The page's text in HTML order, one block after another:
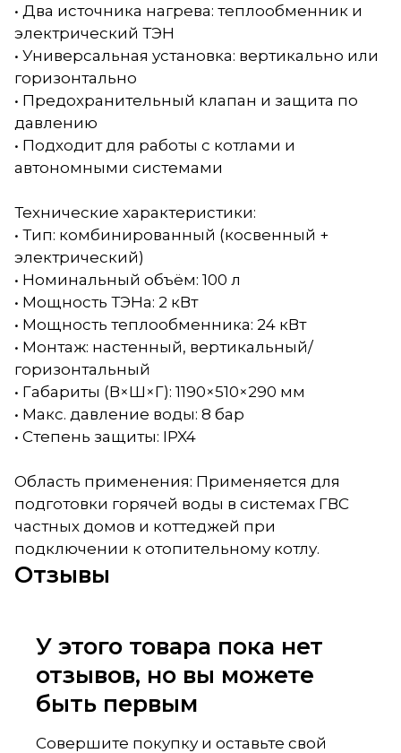
• Два источника нагрева: теплообменник и
электрический ТЭН
• Универсальная установка: вертикально или
горизонтально
• Предохранительный клапан и защита по
давлению
• Подходит для работы с котлами и
автономными системами
Технические характеристики:
• Тип: комбинированный (косвенный +
электрический)
• Номинальный объём: 100 л
• Мощность ТЭНа: 2 кВт
• Мощность теплообменника: 24 кВт
• Монтаж: настенный, вертикальный/
горизонтальный
• Габариты (В×Ш×Г): 1190×510×290 мм
• Макс. давление воды: 8 бар
• Степень защиты: IPX4
Область применения: Применяется для
подготовки горячей воды в системах ГВС
частных домов и коттеджей при
подключении к отопительному котлу.
Отзывы
У этого товара пока нет
отзывов, но вы можете
быть первым
Совершите покупку и оставьте свой